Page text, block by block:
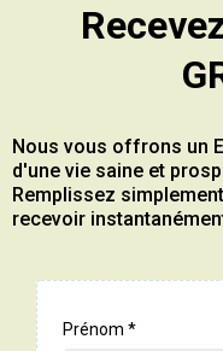
Nous vous offrons un
d'une vie saine et
Remplissez
recevoir
Prénom *